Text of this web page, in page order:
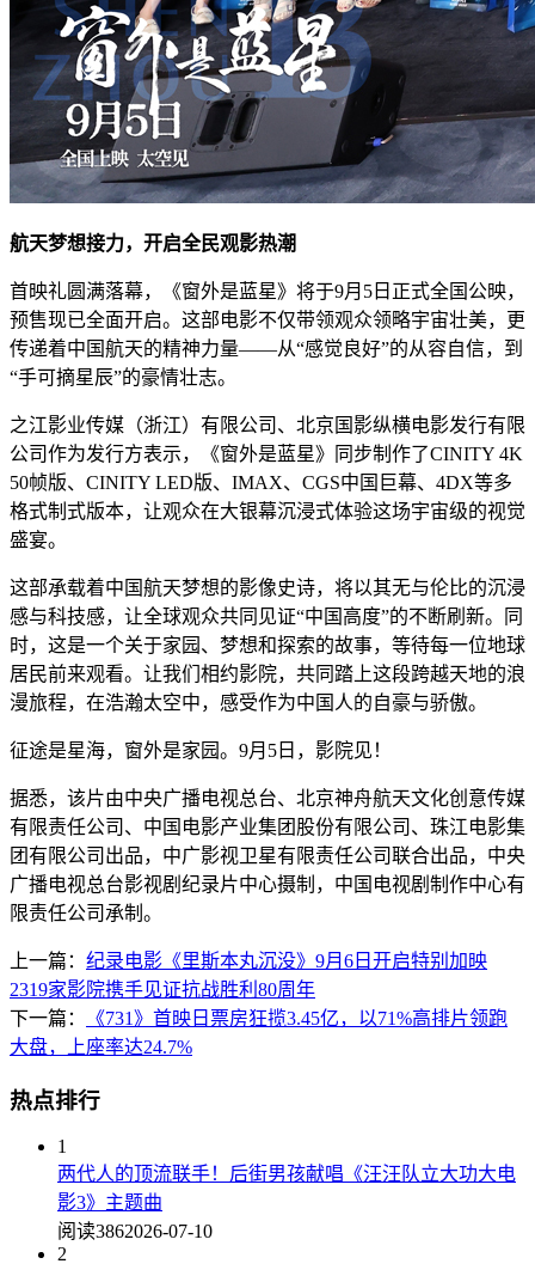
航天梦想接力，开启全民观影热潮
首映礼圆满落幕，《窗外是蓝星》将于9月5日正式全国公映，
预售现已全面开启。这部电影不仅带领观众领略宇宙壮美，更
传递着中国航天的精神力量——从“感觉良好”的从容自信，到
“手可摘星辰”的豪情壮志。
之江影业传媒（浙江）有限公司、北京国影纵横电影发行有限
公司作为发行方表示，《窗外是蓝星》同步制作了CINITY 4K
50帧版、CINITY LED版、IMAX、CGS中国巨幕、4DX等多
格式制式版本，让观众在大银幕沉浸式体验这场宇宙级的视觉
盛宴。
这部承载着中国航天梦想的影像史诗，将以其无与伦比的沉浸
感与科技感，让全球观众共同见证“中国高度”的不断刷新。同
时，这是一个关于家园、梦想和探索的故事，等待每一位地球
居民前来观看。让我们相约影院，共同踏上这段跨越天地的浪
漫旅程，在浩瀚太空中，感受作为中国人的自豪与骄傲。
征途是星海，窗外是家园。9月5日，影院见！
据悉，该片由中央广播电视总台、北京神舟航天文化创意传媒
有限责任公司、中国电影产业集团股份有限公司、珠江电影集
团有限公司出品，中广影视卫星有限责任公司联合出品，中央
广播电视总台影视剧纪录片中心摄制，中国电视剧制作中心有
限责任公司承制。
上一篇： 纪录电影《里斯本丸沉没》9月6日开启特别加映
2319家影院携手见证抗战胜利80周年
下一篇：
《731》首映日票房狂揽3.45亿，以71%高排片领跑
大盘，上座率达24.7%
热点排行
1
两代人的顶流联手！后街男孩献唱《汪汪队立大功大电
影3》主题曲
阅读3862026-07-10
2